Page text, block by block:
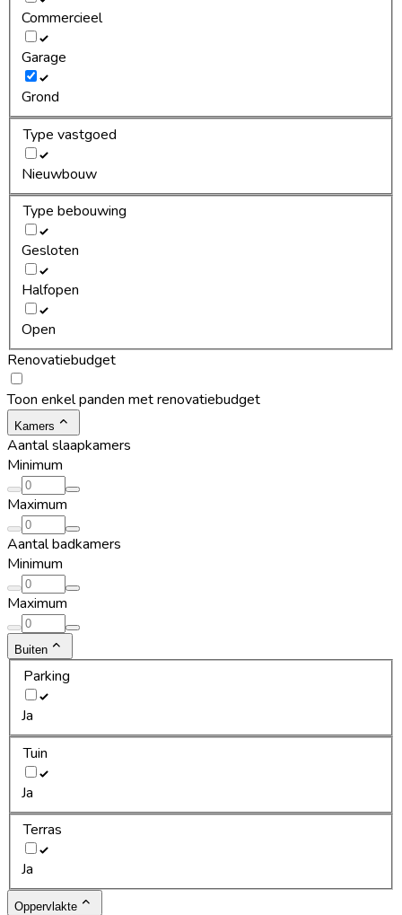
Commercieel
Garage
Grond
Type vastgoed
Nieuwbouw
Type bebouwing
Gesloten
Halfopen
Open
Renovatiebudget
Toon enkel panden met renovatiebudget
Kamers
Aantal slaapkamers
Minimum
Maximum
Aantal badkamers
Minimum
Maximum
Buiten
Parking
Ja
Tuin
Ja
Terras
Ja
Oppervlakte